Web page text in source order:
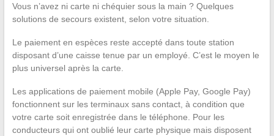
Vous n’avez ni carte ni chéquier sous la main ? Quelques
solutions de secours existent, selon votre situation.
Le paiement en espèces reste accepté dans toute station
disposant d’une caisse tenue par un employé. C’est le moyen le
plus universel après la carte.
Les applications de paiement mobile (Apple Pay, Google Pay)
fonctionnent sur les terminaux sans contact, à condition que
votre carte soit enregistrée dans le téléphone. Pour les
conducteurs qui ont oublié leur carte physique mais disposent